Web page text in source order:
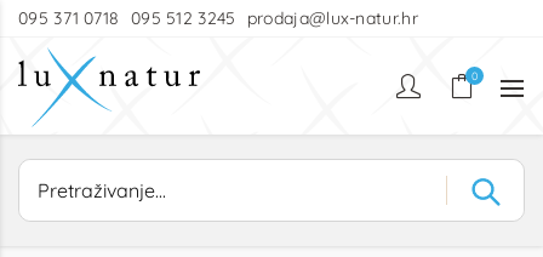
095 371 0718 095 512 3245 prodaja@lux-natur.hr
0